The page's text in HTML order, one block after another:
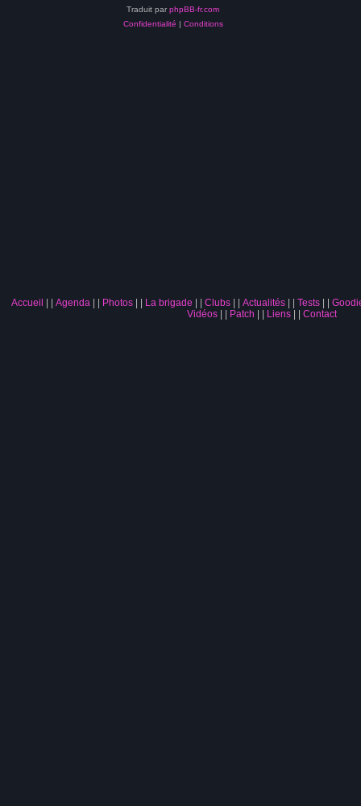
Traduit par phpBB-fr.com
Confidentialité | Conditions
Accueil Agenda| Photos| La brigade Clubs| Actualités| Tests|
Vidéos| Patch Liens| Contact